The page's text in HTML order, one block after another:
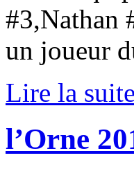
#3,Nathan
un joueur
Lire la
l’Orne